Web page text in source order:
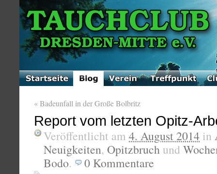
«Badeunfall in der Große Bolbritz
Report vom letzten Opitz-
Veröffentlicht am 4. August 2014 in
Neuigkeiten, Opitzbruch und
Bodo. 0 Kommentare